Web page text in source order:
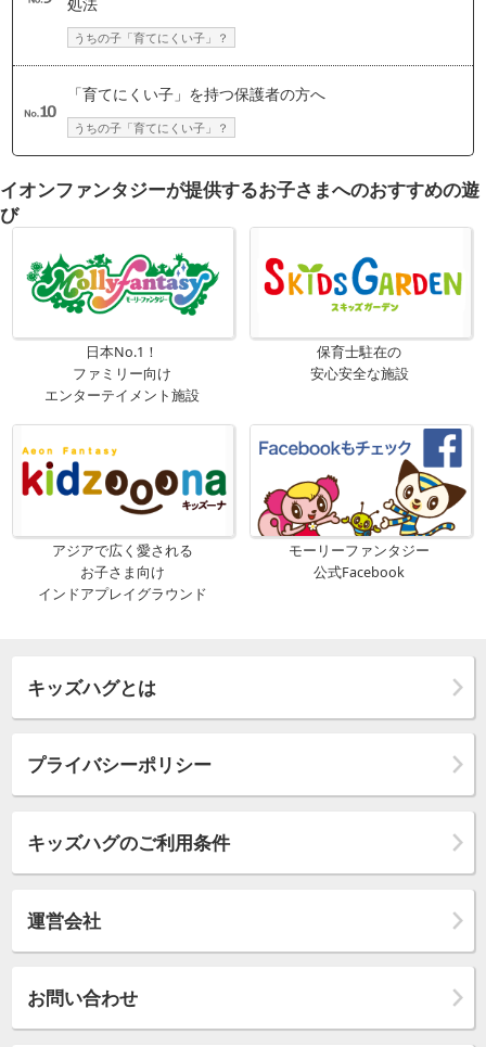
うちの子「育てにくい子」？
「育てにくい子」を持つ保護者の方へ
うちの子「育てにくい子」？
イオンファンタジーが提供するお子さまへのおすすめの遊
び
日本No.1！
ファミリー向け
エンターテイメント施設
保育士駐在の
安心安全な施設
アジアで広く愛される
お子さま向け
インドアプレイグラウンド
モーリーファンタジー
公式Facebook
キッズハグとは
プライバシーポリシー
キッズハグのご利用条件
運営会社
お問い合わせ